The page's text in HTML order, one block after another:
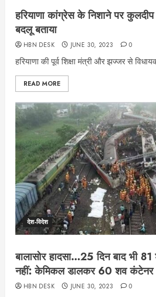
हरियाणा कांग्रेस के निशाने पर कुलदीप
बदलू बताया
HBN DESK JUNE 30, 2023 0
हरियाणा की पूर्व शिक्षा मंत्री और झज्जर से
READ MORE
देश-विदेश
बालासोर हादसा…25 दिन बाद भी
नहीं: केमिकल डालकर 60 शव
HBN DESK JUNE 30, 2023 0